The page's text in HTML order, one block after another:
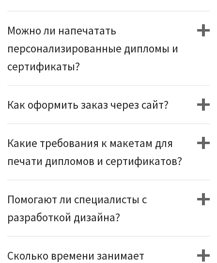
Можно ли напечатать
персонализированные дипломы и
сертификаты?
Как оформить заказ через сайт?
Какие требования к макетам для
печати дипломов и сертификатов?
Помогают ли специалисты с
разработкой дизайна?
Сколько времени занимает